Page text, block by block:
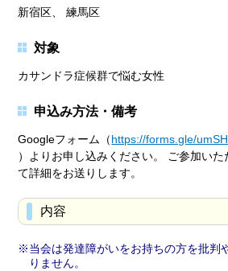
新宿区、 練馬区
対象
カサンドラ症候群で悩む女性
申込み方法・備考
Googleフォーム（https://forms.gle/
）よりお申し込みください。 ご参加い
て詳細をお送りします。
内容
当会は発達障がいをお持ちの方を批判
りません。